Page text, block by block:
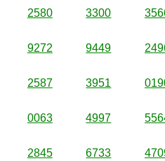
2580 3300
9272 9449
2587 3951
0063 4997
2845 6733